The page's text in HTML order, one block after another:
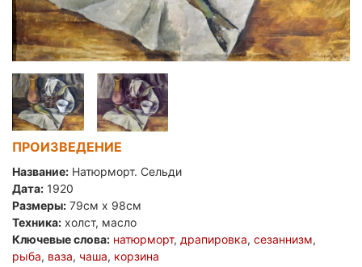
ПРОИЗВЕДЕНИЕ
Название: Натюрморт. Сельди
Дата: 1920
Размеры: 79см x 98см
Техника: холст, масло
Ключевые слова: натюрморт, драпировка, сезаннизм,
рыба, ваза, чаша, корзина